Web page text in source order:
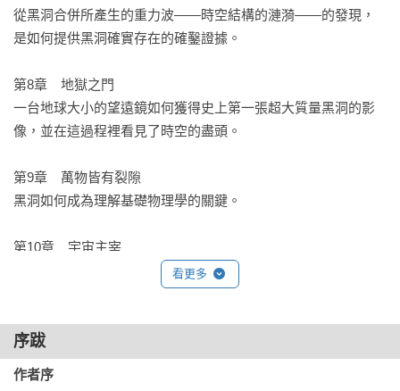
從黑洞合併所產生的重力波——時空結構的漣漪——的發現，
是如何提供黑洞確實存在的確鑿證據。
第8章　地獄之門
一台地球大小的望遠鏡如何獲得史上第一張超大質量黑洞的影
像，並在這過程裡看見了時空的盡頭。
第9章　萬物皆有裂隙
黑洞如何成為理解基礎物理學的關鍵。
第10章　宇宙主宰
黑洞如何成為理解宇宙現狀的關鍵。
註釋
看更多
序跋
作者序